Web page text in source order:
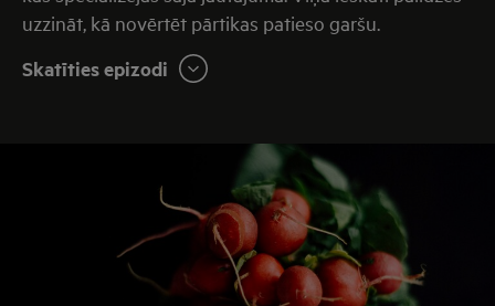
uzzināt, kā novērtēt pārtikas patieso garšu.
Skatīties epizodi